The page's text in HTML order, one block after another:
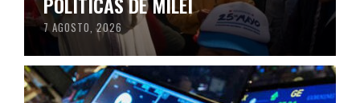
7 AGOSTO, 2026